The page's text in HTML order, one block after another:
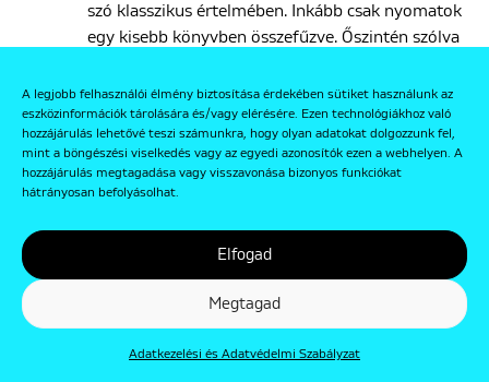
A legjobb felhasználói élmény biztosítása érdekében sütiket használunk az
eszközinformációk tárolására és/vagy elérésére. Ezen technológiákhoz való
hozzájárulás lehetővé teszi számunkra, hogy olyan adatokat dolgozzunk fel,
mint a böngészési viselkedés vagy az egyedi azonosítók ezen a webhelyen. A
hozzájárulás megtagadása vagy visszavonása bizonyos funkciókat
hátrányosan befolyásolhat.
Elfogad
Megtagad
Adatkezelési és Adatvédelmi Szabályzat
szó klasszikus értelmében. Inkább csak nyomatok
egy kisebb könyvben összefűzve. Őszintén szólva
elkészítése után nem akartam másik könyvet
csinálni, olyan rettenetes élmény volt. De aztán
találkoztam Alex Jutard-Verdonnal Kínában, aki a
Bromide Bookskiadó tulajdonosa, és szeretett
volna könyvet csinálni a
projekt kapcsán most megint ott tartok, hogy
tervben. De igazából most örülök ennek. Úgy
tűnik, nem tervezem, mégis folyton a
könyvkészítésnél kötök ki.